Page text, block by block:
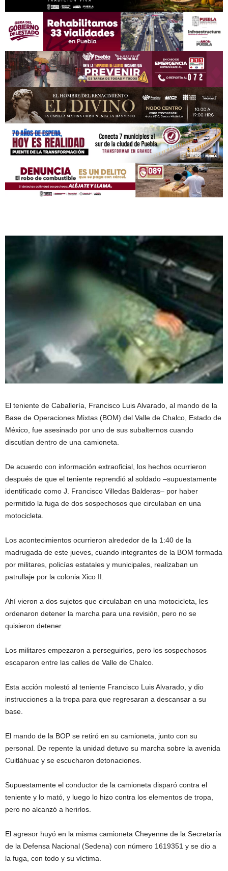
El teniente de Caballería, Francisco Luis Alvarado, al mando de la
Base de Operaciones Mixtas (BOM) del Valle de Chalco, Estado de
México, fue asesinado por uno de sus subalternos cuando
discutían dentro de una camioneta.
De acuerdo con información extraoficial, los hechos ocurrieron
después de que el teniente reprendió al soldado –supuestamente
identificado como J. Francisco Villedas Balderas– por haber
permitido la fuga de dos sospechosos que circulaban en una
motocicleta.
Los acontecimientos ocurrieron alrededor de la 1:40 de la
madrugada de este jueves, cuando integrantes de la BOM formada
por militares, policías estatales y municipales, realizaban un
patrullaje por la colonia Xico II.
Ahí vieron a dos sujetos que circulaban en una motocicleta, les
ordenaron detener la marcha para una revisión, pero no se
quisieron detener.
Los militares empezaron a perseguirlos, pero los sospechosos
escaparon entre las calles de Valle de Chalco.
Esta acción molestó al teniente Francisco Luis Alvarado, y dio
instrucciones a la tropa para que regresaran a descansar a su
base.
El mando de la BOP se retiró en su camioneta, junto con su
personal. De repente la unidad detuvo su marcha sobre la avenida
Cuitláhuac y se escucharon detonaciones.
Supuestamente el conductor de la camioneta disparó contra el
teniente y lo mató, y luego lo hizo contra los elementos de tropa,
pero no alcanzó a herirlos.
El agresor huyó en la misma camioneta Cheyenne de la Secretaría
de la Defensa Nacional (Sedena) con número 1619351 y se dio a
la fuga, con todo y su víctima.